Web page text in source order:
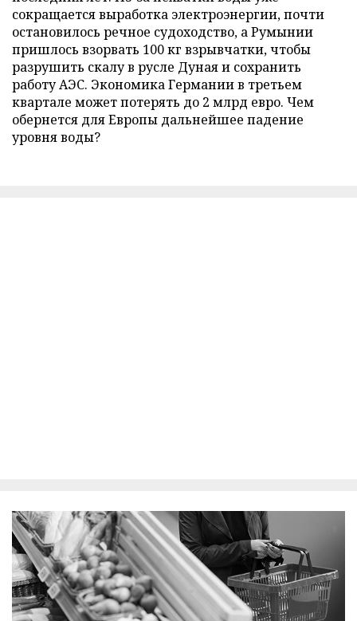
сокращается выработка электроэнергии, почти
остановилось речное судоходство, а Румынии
пришлось взорвать 100 кг взрывчатки, чтобы
разрушить скалу в русле Дуная и сохранить
работу АЭС. Экономика Германии в третьем
квартале может потерять до 2 млрд евро. Чем
обернется для Европы дальнейшее падение
уровня воды?